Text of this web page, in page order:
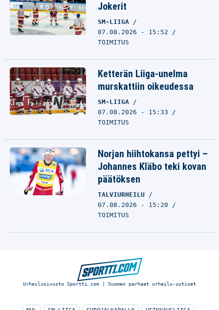
Jokerit
SM-LIIGA
07.08.2026 - 15:52
TOIMITUS
Ketterän Liiga-unelma
murskattiin oikeudessa
SM-LIIGA
07.08.2026 - 15:33
TOIMITUS
Norjan hiihtokansa pettyi –
Johannes Kläbo teki kovan
päätöksen
TALVIURHEILU
07.08.2026 - 15:20
TOIMITUS
Urheilusivusto Sportti.com | Suomen parhaat urheilu-uutiset